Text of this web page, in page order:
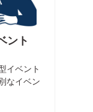
ント
イベント
なイベン